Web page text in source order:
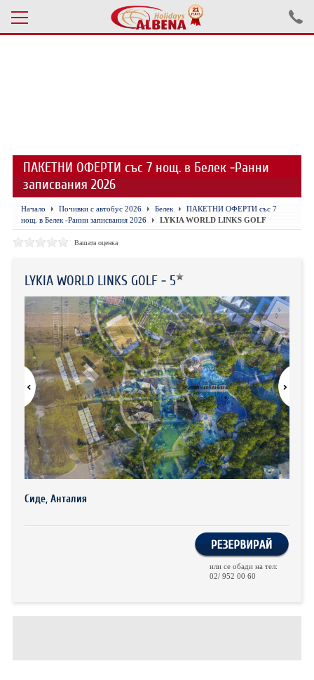
ЕКСКУРЗИИ САМОЛЕТ
ЕКСКУРЗИИ АВТОБУС
БЪЛГАРИЯ
ХОТЕЛИ В ГЪРЦИЯ
НОВА ГОДИНА 2027
ХОТЕЛИ В АЛБАНИЯ
АВТОБУСИ ПОД НАЕМ
ЗА НАС
КОНТАКТИ
ОБЩИ УСЛОВИЯ ПАКЕТНИ
ПЪТУВАНИЯ
ПОЛИТИКА ЗА ПОВЕРИТЕЛНОСТ
ПАКЕТНИ ОФЕРТИ със 7 нощ. в Белек -Ранни
записвания 2026
Начало Почивки с автобус 2026 Белек
ПАКЕТНИ ОФЕРТИ със 7
нощ. в Белек -Ранни записвания 2026
LYKIA WORLD LINKS GOLF
Вашата оценка
LYKIA WORLD LINKS GOLF - 5
Сиде, Анталия
или се обади на тел:
02/ 952 00 60